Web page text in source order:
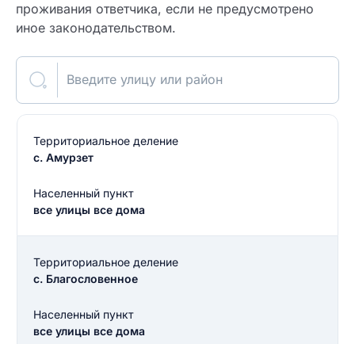
проживания ответчика, если не предусмотрено
иное законодательством.
Введите улицу или район
Территориальное деление
с. Амурзет
Населенный пункт
все улицы все дома
Территориальное деление
с. Благословенное
Населенный пункт
все улицы все дома